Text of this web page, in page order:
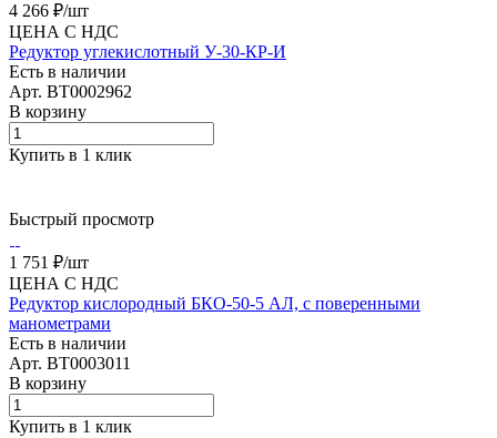
4 266 ₽/шт
ЦЕНА С НДС
Редуктор углекислотный У-30-КР-И
Есть в наличии
Арт. BT0002962
В корзину
Купить в 1 клик
Быстрый просмотр
1 751 ₽/шт
ЦЕНА С НДС
Редуктор кислородный БКО-50-5 АЛ, с поверенными
манометрами
Есть в наличии
Арт. BT0003011
В корзину
Купить в 1 клик